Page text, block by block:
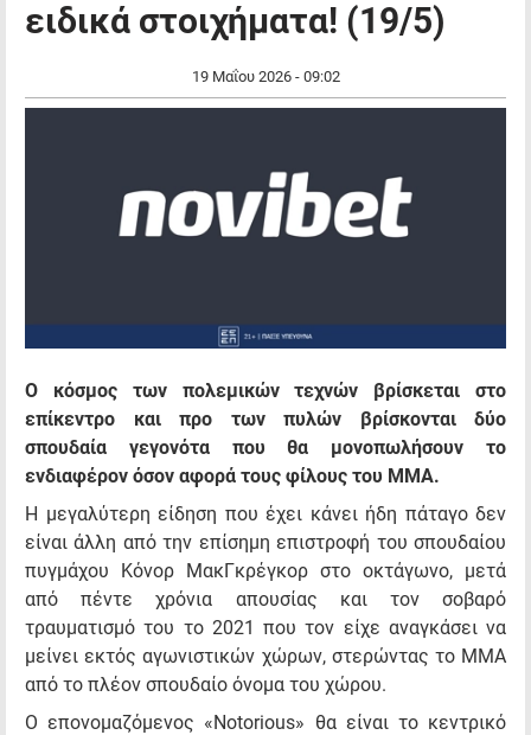
ειδικά στοιχήματα! (19/5)
19 Μαΐου 2026 - 09:02
Ο κόσμος των πολεμικών τεχνών βρίσκεται στο
επίκεντρο και προ των πυλών βρίσκονται δύο
σπουδαία γεγονότα που θα μονοπωλήσουν το
ενδιαφέρον όσον αφορά τους φίλους του MMA.
Η μεγαλύτερη είδηση που έχει κάνει ήδη πάταγο δεν
είναι άλλη από την επίσημη επιστροφή του σπουδαίου
πυγμάχου Κόνορ ΜακΓκρέγκορ στο οκτάγωνο, μετά
από πέντε χρόνια απουσίας και τον σοβαρό
τραυματισμό του το 2021 που τον είχε αναγκάσει να
μείνει εκτός αγωνιστικών χώρων, στερώντας το MMA
από το πλέον σπουδαίο όνομα του χώρου.
Ο επονομαζόμενος «Notorious» θα είναι το κεντρικό